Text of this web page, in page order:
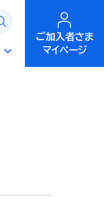
ご加入者さま
マイページ